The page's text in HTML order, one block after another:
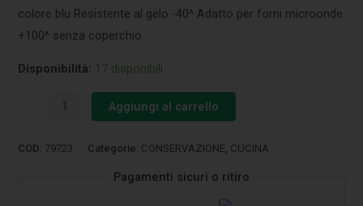
colore blu Resistente al gelo -40^ Adatto per forni microonde
+100^ senza coperchio
Disponibilità: 17 disponibili
Aggiungi al carrello
COD: 79723 Categorie: CONSERVAZIONE CUCINA
Pagamenti sicuri o ritiro